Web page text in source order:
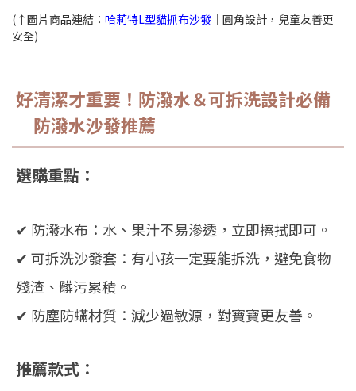
(↑圖片商品連結： 哈莉特L型貓抓布沙發 ｜圓角設計，兒童友善更
安全)
好清潔才重要！防潑水＆可拆洗設計必備
｜防潑水沙發推薦
選購重點：
✔ 防潑水布：水、果汁不易滲透，立即擦拭即可。
✔ 可拆洗沙發套：有小孩一定要能拆洗，避免食物
殘渣、髒污累積。
✔ 防塵防蟎材質：減少過敏源，對寶寶更友善。
推薦款式：